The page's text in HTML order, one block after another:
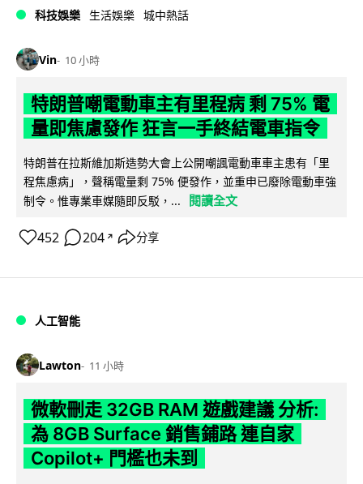
科技娛樂 生活娛樂 城中熱話
Vin 10 小時
特朗普嘲電動車主有里程病 剩 75% 電
量即焦慮發作 狂言一手終結電車指令
特朗普在拉斯維加斯造勢大會上公開嘲諷電動車車主患有「里
程焦慮病」，聲稱電量剩 75% 便發作，並重申已廢除電動車強
制令。惟專業車媒隨即反駁，...
閱讀全文
452 204 ↗ 分享
人工智能
Lawton 11 小時
微軟刪走 32GB RAM 遊戲建議 分析:
為 8GB Surface 銷售鋪路 連自家
Copilot+ 門檻也未到